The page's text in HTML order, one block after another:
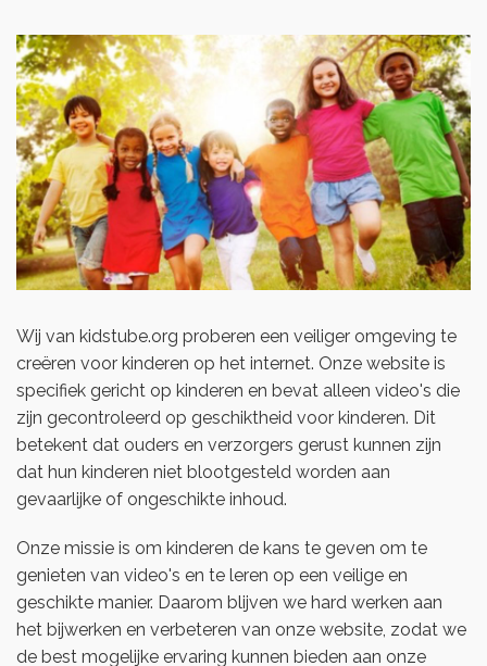
Wij van kidstube.org proberen een veiliger omgeving te
creëren voor kinderen op het internet. Onze website is
specifiek gericht op kinderen en bevat alleen video's die
zijn gecontroleerd op geschiktheid voor kinderen. Dit
betekent dat ouders en verzorgers gerust kunnen zijn
dat hun kinderen niet blootgesteld worden aan
gevaarlijke of ongeschikte inhoud.
Onze missie is om kinderen de kans te geven om te
genieten van video's en te leren op een veilige en
geschikte manier. Daarom blijven we hard werken aan
het bijwerken en verbeteren van onze website, zodat we
de best mogelijke ervaring kunnen bieden aan onze